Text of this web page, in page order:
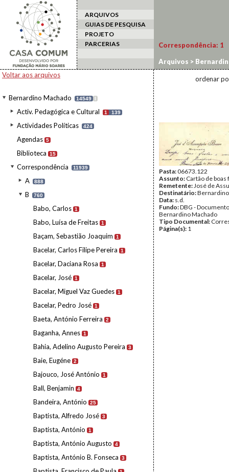
ARQUIVOS
GUIAS DE PESQUISA
PROJETO
PARCERIAS
Voltar aos arquivos
Bernardino Machado 14549 I
Activ. Pedagógica e Cultural 1 139
Actividades Políticas 424
Agendas 5
Biblioteca 15
Correspondência 11939
A 888
B 760
Babo, Carlos 1
Babo, Luísa de Freitas 1
Baçam, Sebastião Joaquim 1
Bacelar, Carlos Filipe Pereira 1
Bacelar, Daciana Rosa 1
Bacelar, José 1
Bacelar, Miguel Vaz Guedes 1
Bacelar, Pedro José 1
Baeta, António Ferreira 2
Baganha, Annes 1
Bahia, Adelino Augusto Pereira 3
Baie, Eugéne 2
Bajouco, José António 1
Ball, Benjamin 4
Bandeira, António 25
Baptista, Alfredo José 3
Baptista, António 1
Baptista, António Augusto 4
Baptista, António B. Fonseca 3
Correspondência: 1
Arquivos >
ordenar
Pasta:06673.122
Assunto: Cartão de boas
Remetente:José de
Destinatário:
Data: s.d.
Fundo:DBG -
Bernardino Machado
Tipo Documental:
Página(s): 1